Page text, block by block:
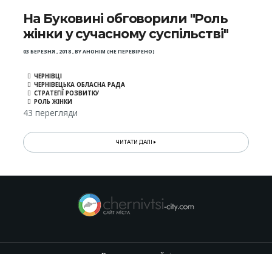
На Буковині обговорили "Роль
жінки у сучасному суспільстві"
03 БЕРЕЗНЯ , 2018,BYАНОНІМ (НЕ ПЕРЕВІРЕНО)
ЧЕРНІВЦІ
ЧЕРНІВЕЦЬКА ОБЛАСНА РАДА
СТРАТЕГІЇ РОЗВИТКУ
РОЛЬ ЖІНКИ
43 перегляди
ЧИТАТИ ДАЛІ